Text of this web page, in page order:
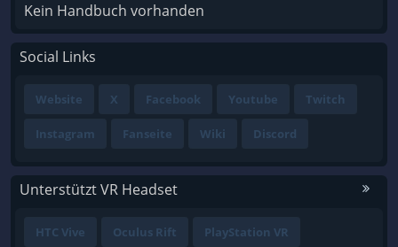
Kein Handbuch vorhanden
Social Links
Website X Facebook Youtube Twitch
Instagram Fanseite Wiki Discord
Unterstützt VR Headset
HTC Vive Oculus Rift PlayStation VR